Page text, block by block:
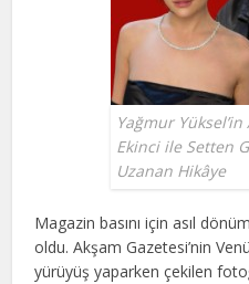
Yağmur Yüksel’in
Ekinci ile Setten
Uzanan Hikâye
Magazin basını için asıl
oldu. Akşam Gazetesi’nin
yürüyüş yaparken çekilen